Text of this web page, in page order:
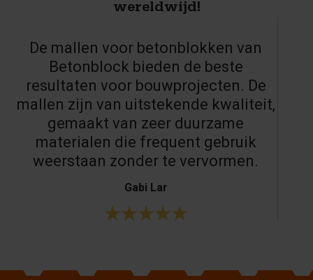
wereldwijd!
De mallen voor betonblokken van
Betonblock bieden de beste
resultaten voor bouwprojecten. De
mallen zijn van uitstekende kwaliteit,
gemaakt van zeer duurzame
materialen die frequent gebruik
weerstaan zonder te vervormen.
Gabi Lar